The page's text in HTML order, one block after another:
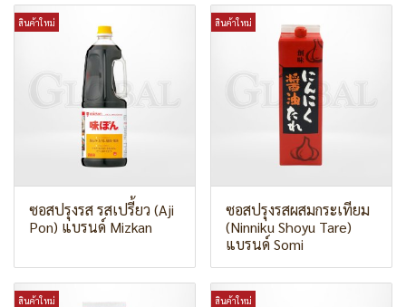
สินค้าใหม่
ซอสปรุงรส รสเปรี้ยว (Aji
Pon) แบรนด์ Mizkan
สินค้าใหม่
ซอสปรุงรสผสมกระเทียม
(Ninniku Shoyu Tare)
แบรนด์ Somi
สินค้าใหม่ สินค้าใหม่